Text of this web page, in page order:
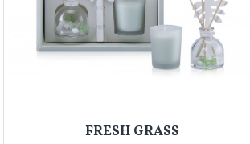
FRESH GRASS